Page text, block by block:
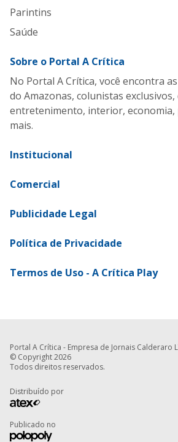
Parintins
Saúde
Sobre o Portal A Crítica
No Portal A Crítica, você encontra
do Amazonas, colunistas
entretenimento, interior, economia,
mais.
Institucional
Comercial
Publicidade Legal
Política de Privacidade
Termos de Uso - A Crítica Play
Portal A Crítica - Empresa de Jornais Calderaro
© Copyright 2026
Todos direitos reservados.
Distribuído por
Publicado no